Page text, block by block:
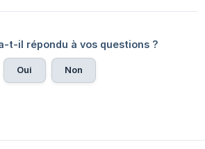
t-il répondu à vos questions ?
Oui Non